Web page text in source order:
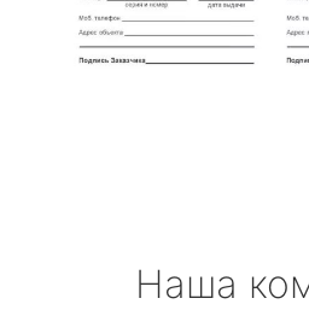
Наша